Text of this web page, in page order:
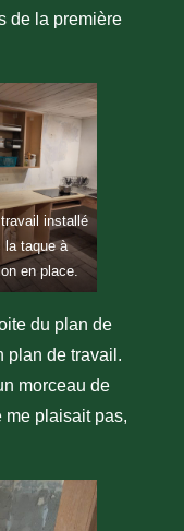
de la première
installé
la taque à
en place.
du plan de
plan de travail.
morceau de
me plaisait pas,